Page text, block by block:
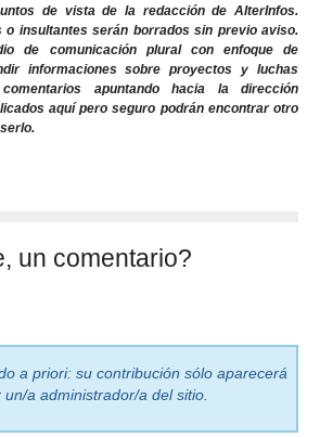
de vista de la redacción de AlterInfos.
o insultantes serán borrados sin previo aviso.
de comunicación plural con enfoque de
informaciones sobre proyectos y luchas
apuntando hacia la dirección
aquí pero seguro podrán encontrar otro
un comentario?
a priori: su contribución sólo aparecerá
a administrador/a del sitio.